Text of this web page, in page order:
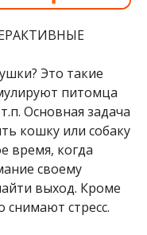
Это такие
питомца
Основная задача
кошку или собаку
время, когда
своему
выход. Кроме
снимают стресс.